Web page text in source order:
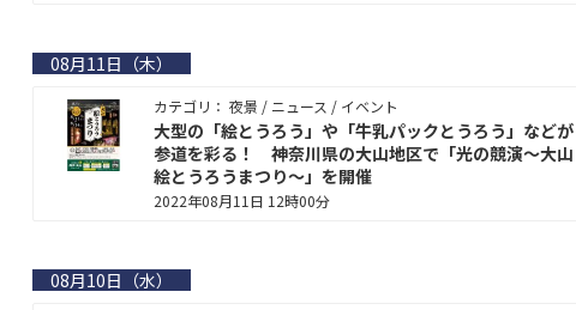
08月11日（木）
カテゴリ： 夜景 / ニュース / イベント
大型の「絵とうろう」や「牛乳パックとうろう」などが
参道を彩る！ 神奈川県の大山地区で「光の競演～大山
絵とうろうまつり～」を開催
2022年08月11日 12時00分
08月10日（水）